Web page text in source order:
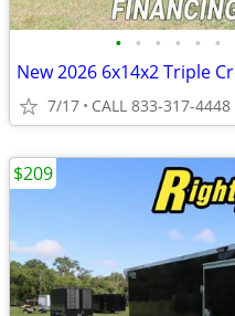
• • • • • •
New 2026 6x14x2 Triple
7/17 CALL 833-317-4448
$209